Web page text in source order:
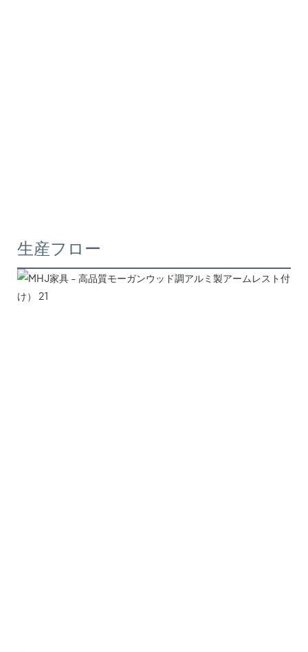
生産フロー